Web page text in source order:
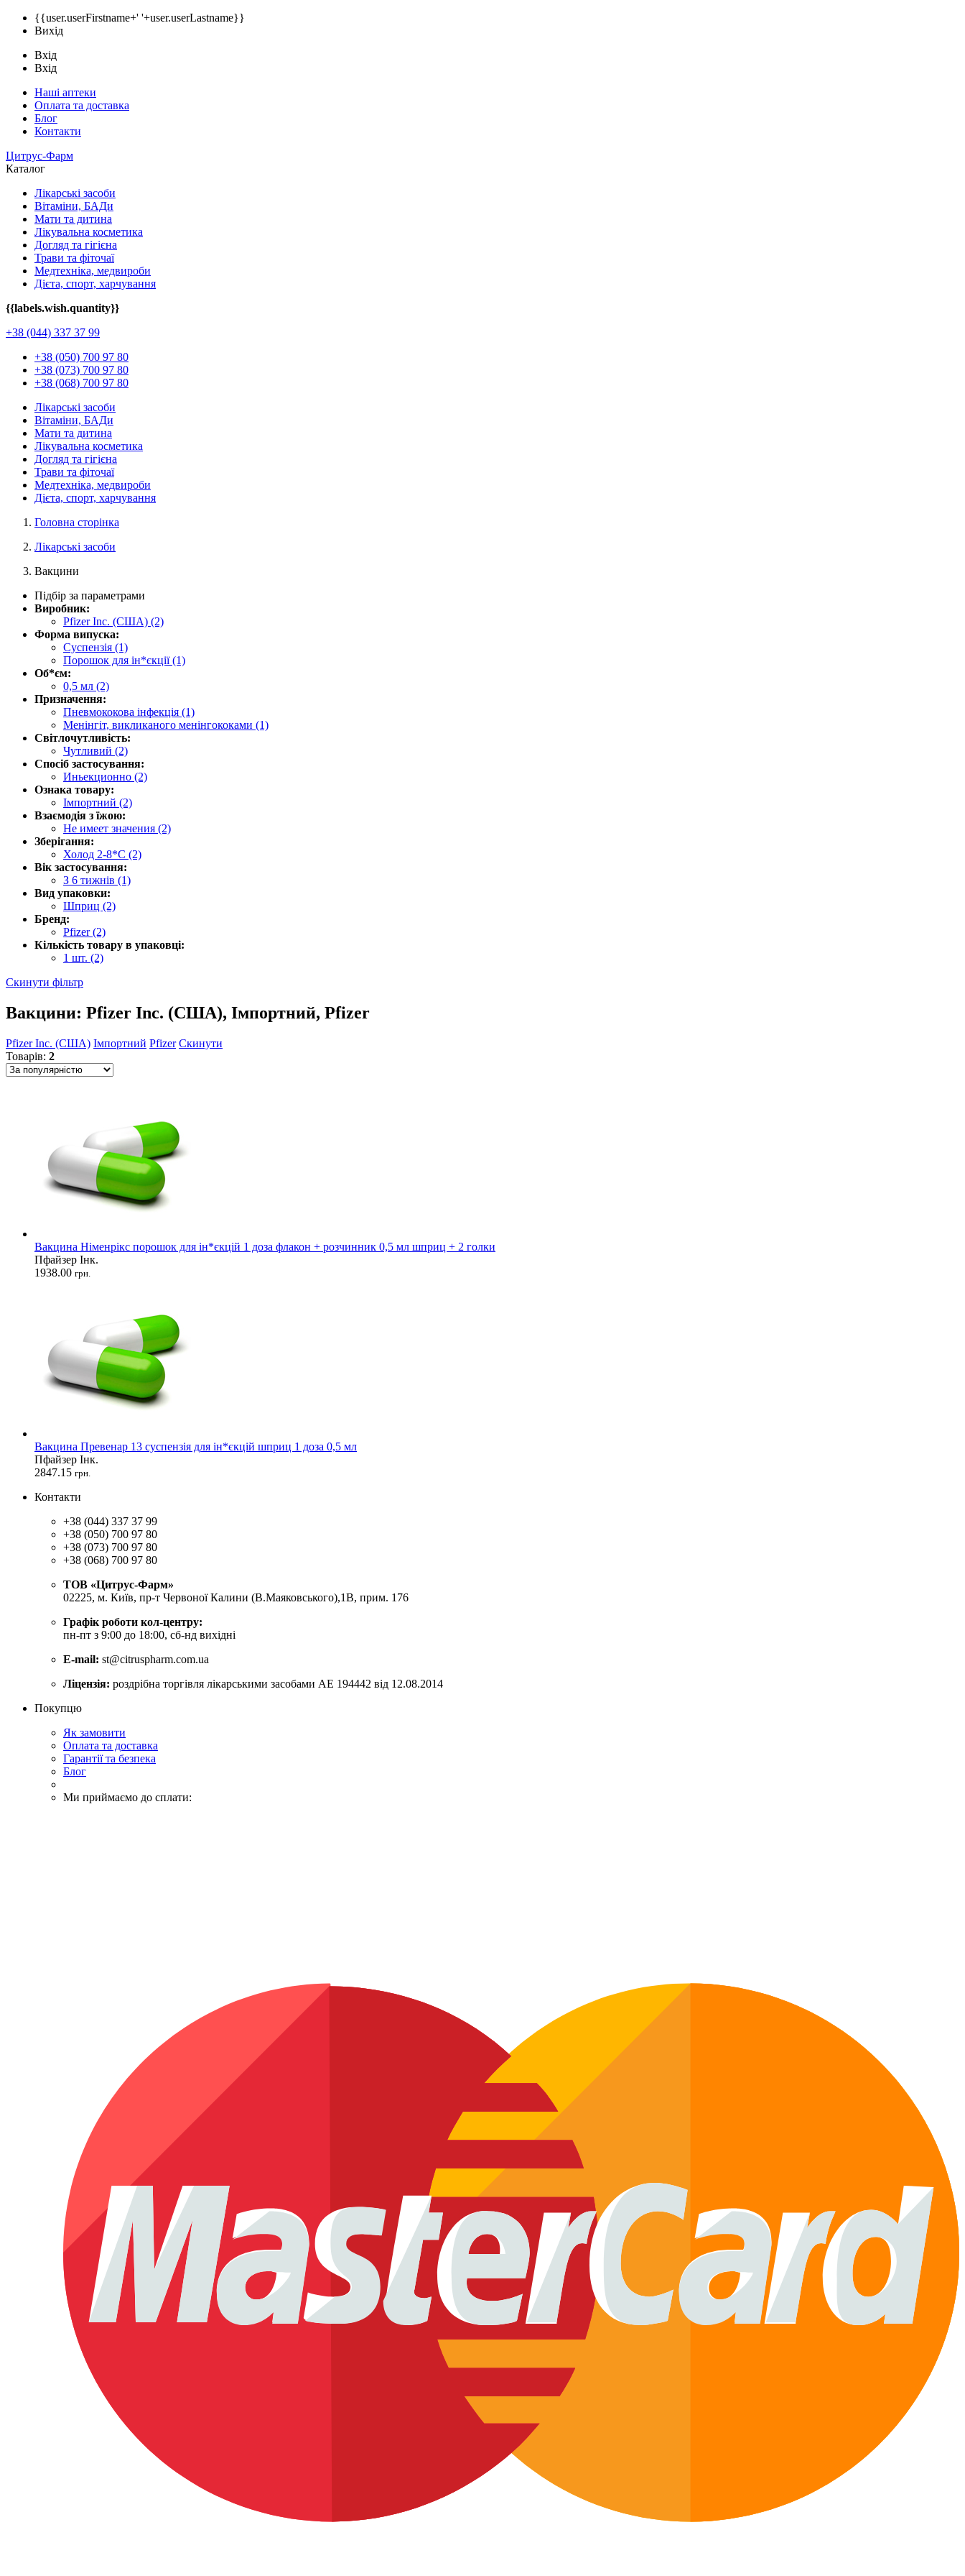
{{user.userFirstname+' '+user.userLastname}}
Вихід
Вхід
Вхід
Наші аптеки
Оплата та доставка
Блог
Контакти
Цитрус-Фарм
Каталог
Лікарські засоби
Вітаміни, БАДи
Мати та дитина
Лікувальна косметика
Догляд та гігієна
Трави та фіточаї
Медтехніка, медвироби
Дієта, спорт, харчування
{{labels.wish.quantity}}
+38 (044) 337 37 99
+38 (050) 700 97 80
+38 (073) 700 97 80
+38 (068) 700 97 80
Лікарські засоби
Вітаміни, БАДи
Мати та дитина
Лікувальна косметика
Догляд та гігієна
Трави та фіточаї
Медтехніка, медвироби
Дієта, спорт, харчування
Головна сторінка
Лікарські засоби
Вакцини
Підбір за параметрами
Виробник:
Pfizer Inc. (США) (2)
Форма випуска:
Суспензія (1)
Порошок для ін*єкції(1)
Об*єм:
0,5 мл (2)
Призначення:
Пневмококова інфекція (1)
Менінгіт, викликаного менінгококами (1)
Світлочутливість:
Чутливий (2)
Спосіб застосування:
Иньекционно (2)
Ознака товару:
Імпортний (2)
Взаємодія з їжою:
Не имеет значения (2)
Зберігання:
Холод 2-8*С (2)
Вік застосування:
З 6 тижнів (1)
Вид упаковки:
Шприц (2)
Бренд:
Pfizer(2)
Кількість товару в упаковці:
1 шт. (2)
Скинути фільтр
Вакцини: Pfizer Inc. (США), Імпортний, Pfizer
Pfizer Inc. (США) Імпортний Pfizer Скинути
Товарів: 2
Вакцина Німенрікс порошок для ін*єкцій 1 доза флакон + розчинник 0,5 мл шприц + 2 голки
Пфайзер Інк.
1938.00 грн.
Вакцина Превенар 13 суспензія для ін*єкцій шприц 1 доза 0,5 мл
Пфайзер Інк.
2847.15 грн.
Контакти
+38 (044) 337 37 99
+38 (050) 700 97 80
+38 (073) 700 97 80
+38 (068) 700 97 80
ТОВ «Цитрус-Фарм»
02225, м. Київ, пр-т Червоної Калини (В.Маяковського),1В, прим. 176
Графік роботи кол-центру:
пн-пт з 9:00 до 18:00, сб-нд вихідні
E-mail: st@citruspharm.com.ua
Ліцензія: роздрібна торгівля лікарськими засобами АЕ 194442 від 12.08.2014
Покупцю
Як замовити
Оплата та доставка
Гарантії та безпека
Блог
Ми приймаємо до сплати: